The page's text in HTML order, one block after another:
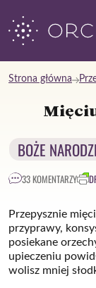
content
Strona główna
BOŻE
33 KOMENTARZY
Przepysznie
przyprawy,
posiekane
upieczeniu
wolisz mniej